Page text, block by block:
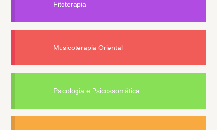
Fitoterapia
Musicoterapia Oriental
Psicologia e Psicossomática